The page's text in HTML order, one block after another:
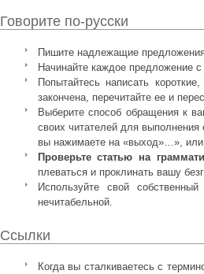
Говорите по-русски
Пишите надлежащие
Начинайте каждое предложение с
Попытайтесь написать
закончена, перечитайте ее и
Выберите способ обращения к
своих читателей для
вы нажимаете на «выход»…»,
Проверьте статью на
плеваться и проклинать вашу
Используйте свой
нечитабельной.
Ссылки
Когда вы сталкиваетесь с